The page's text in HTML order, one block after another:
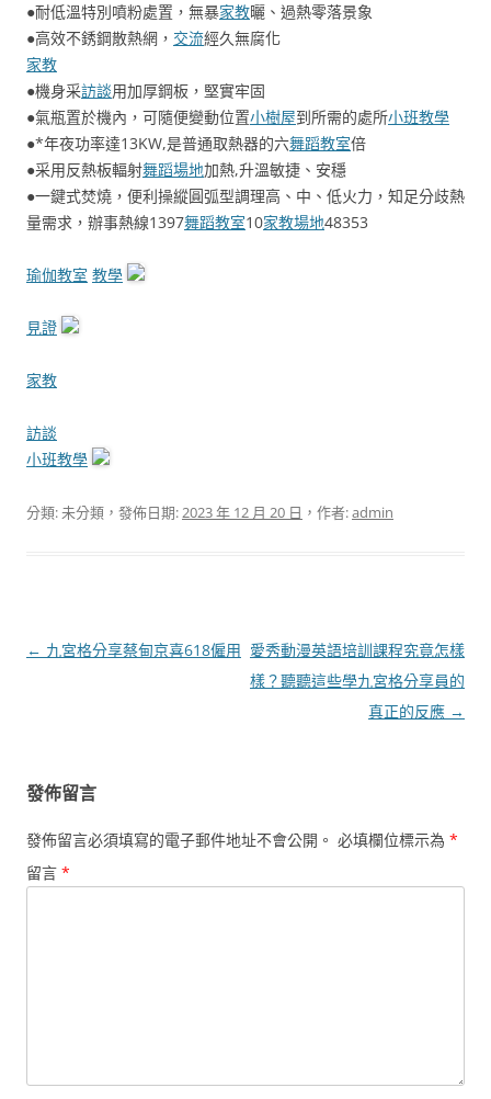
●耐低溫特別噴粉處置，無暴家教曬、過熱零落景象
●高效不銹鋼散熱網， 交流經久無腐化
家教
●機身采訪談用加厚鋼板，堅實牢固
●氣瓶置於機內，可隨便變動位置小樹屋到所需的處所小班教學
●*年夜功率達13KW,是普通取熱器的六舞蹈教室倍
●采用反熱板輻射舞蹈場地加熱,升溫敏捷、安穩
●一鍵式焚燒，便利操縱圓弧型調理高、中、低火力，知足分歧熱
量需求，辦事熱線1397舞蹈教室10家教場地48353
瑜伽教室 教學
見證
家教
訪談
小班教學
分類: 未分類，發佈日期:2023 年 12 月 20 日 ，作者:admin
文
← 九宮格分享蔡甸京喜618僱用 愛秀動漫英語培訓課程究竟怎樣
樣？聽聽這些學九宮格分享員的
真正的反應 →
發佈留言
發佈留言必須填寫的電子郵件地址不會公開。 必填欄位標示為 *
留言 *